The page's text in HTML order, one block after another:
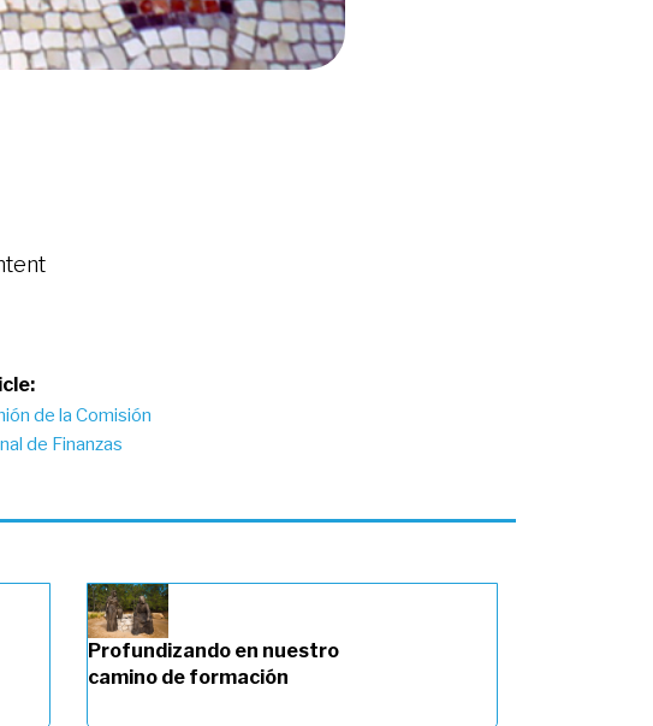
de la Comisión
de Finanzas
Profundizando en nuestro
camino de formación